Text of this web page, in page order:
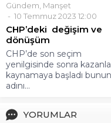
Gündem Manşet
10 Temmuz 2023 12:00
CHP’deki değişim ve
dönüşüm
CHP’de son seçim
yenilgisinde sonra
kaynamaya başladı bunun
adını...
YORUMLAR